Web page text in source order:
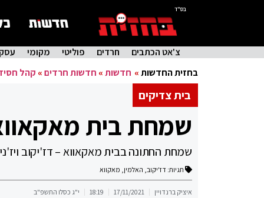
בס"ד
צ'אט הכתבים חרדים פוליטי מקומי
בחזית החדשות» חדשות» חדשות חרדים» קהל
בית צדיקים
שמחת בית מאקאווא
שמחת החתונה בבית מאקאווא – דז'יקוב
תגיות: דז'יקוב, האלמין, מאקווא
איציק ברנדויין 17/11/2021
18:19 י"ג כסלו התשפ"ב